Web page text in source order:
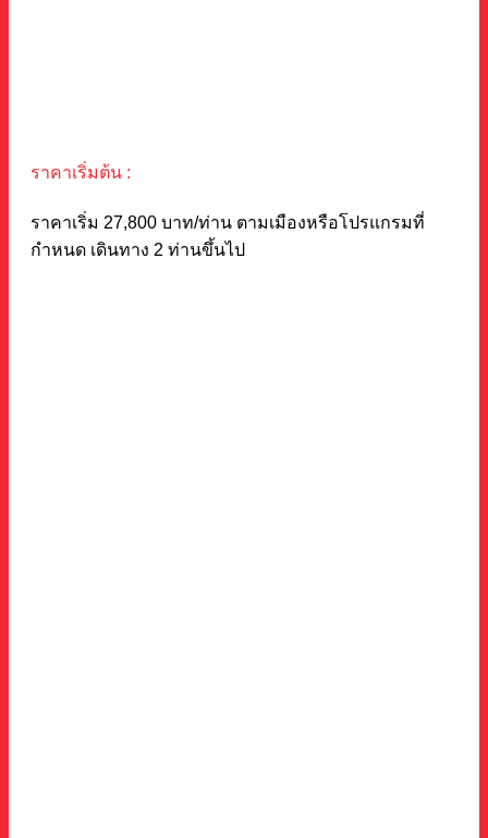
ราคาเริ่มต้น :
ราคาเริ่ม 27,800 บาท/ท่าน ตามเมืองหรือโปรแกรมที่
กำหนด เดินทาง 2 ท่านขึ้นไป